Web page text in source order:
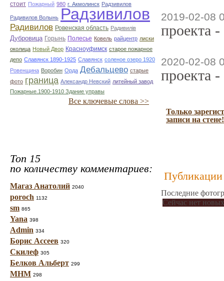
стоит Пожарный 980 г. Акмолинск Радзивилов
Радивилов Волынь Радзивилов
Радивилов Ровенская область Радивилiв
Дубровица Горынь Полесье Ковель райцентр лиски
околица Новый Двор Красноуфимск старое пожарное
депо Славянск 1890-1925 Славянск соленое озеро 1920
Ровенщина Воробин Орда Дебальцево старые
фото граница Александр Невский литейный завод
Пожарные.1900-1910 Здание управы
Все ключевые слова >>
Топ 15
по количеству комментариев:
Магаз Анатолий 2040
poroch 1132
sm 865
Yana 398
Admin 334
Борис Ассеев 320
Скилеф 305
Белков Альберт 299
МНМ 298
2019-02-08
проекта
2020-02-08
проекта
Только
записи на стене!
Публикации
Последние
Сейчас нет